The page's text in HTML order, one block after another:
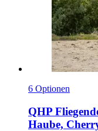
6 Optionen
QHP
Haube,